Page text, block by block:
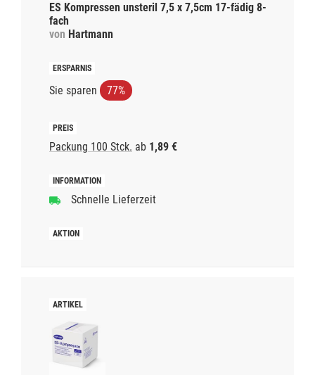
ES Kompressen unsteril 7,5 x 7,5cm 17-fädig 8-
fach
von Hartmann
Sie sparen 77%
Packung 100 Stck. ab 1,89 €
Schnelle Lieferzeit